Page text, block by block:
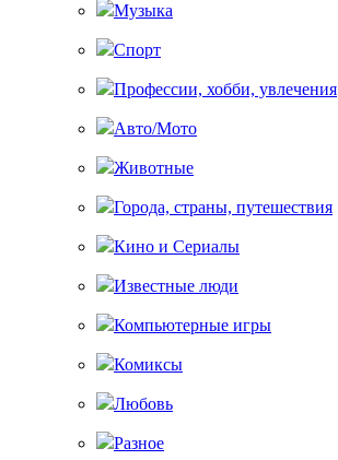
Музыка
Спорт
Профессии, хобби, увлечения
Авто/Мото
Животные
Города, страны, путешествия
Кино и Сериалы
Известные люди
Компьютерные игры
Комиксы
Любовь
Разное